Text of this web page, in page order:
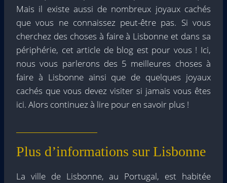
Mais il existe aussi de nombreux joyaux cachés
que vous ne connaissez peut-être pas. Si vous
cherchez des choses à faire à Lisbonne et dans sa
périphérie, cet article de blog est pour vous ! Ici,
nous vous parlerons des 5 meilleures choses à
faire à Lisbonne ainsi que de quelques joyaux
cachés que vous devez visiter si jamais vous êtes
ici. Alors continuez à lire pour en savoir plus !
Plus d’informations sur Lisbonne
La ville de Lisbonne, au Portugal, est habitée